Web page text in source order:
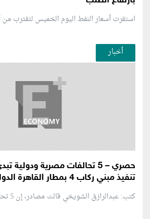
استقرت أسعار النفط اليوم الخميس لتقترب
أخبار
حصري – 5 تحالفات مصرية ودولية
تنفيذ مبني ركاب 4 بمطار القاهرة الدولي
كتب: عبدالرازق الشويخي قالت مصادر، إن 5 تحالفات من شركات...